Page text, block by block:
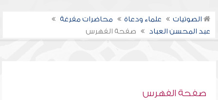
الصوتيات علماء ودعاة
محاضرات مفرغة
عبد المحسن العباد
صفحة الفهرس
صفحة الفهرس